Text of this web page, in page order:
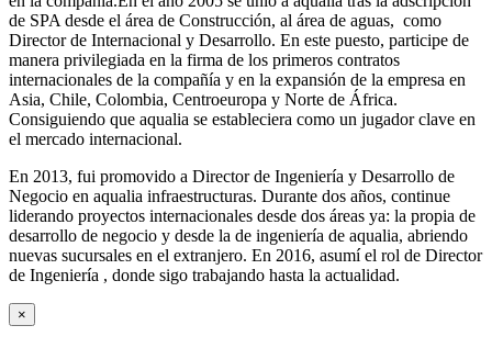
de SPA desde el área de Construcción, al área de aguas, como
Director de Internacional y Desarrollo. En este puesto, participe de
manera privilegiada en la firma de los primeros contratos
internacionales de la compañía y en la expansión de la empresa en
Asia, Chile, Colombia, Centroeuropa y Norte de África.
Consiguiendo que aqualia se estableciera como un jugador clave en
el mercado internacional.
En 2013, fui promovido a Director de Ingeniería y Desarrollo de
Negocio en aqualia infraestructuras. Durante dos años, continue
liderando proyectos internacionales desde dos áreas ya: la propia de
desarrollo de negocio y desde la de ingeniería de aqualia, abriendo
nuevas sucursales en el extranjero. En 2016, asumí el rol de Director
de Ingeniería , donde sigo trabajando hasta la actualidad.
×